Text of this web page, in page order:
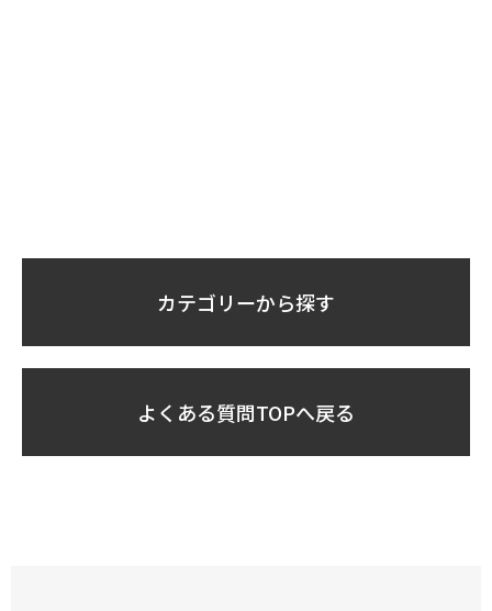
カテゴリーから探す
よくある質問TOPへ戻る